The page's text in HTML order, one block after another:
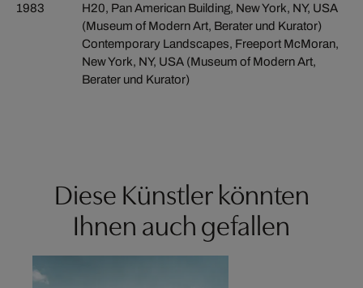
1983
H20, Pan American Building, New York, NY, USA
(Museum of Modern Art, Berater und Kurator)
Contemporary Landscapes, Freeport McMoran,
New York, NY, USA (Museum of Modern Art,
Berater und Kurator)
Diese Künstler könnten
Ihnen auch gefallen